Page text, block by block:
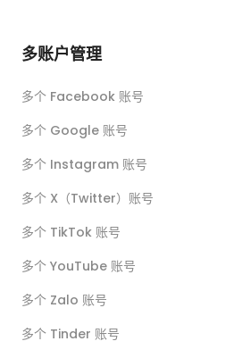
多账户管理
多个 Facebook 账号
多个 Google 账号
多个 Instagram 账号
多个 X（Twitter）账号
多个 TikTok 账号
多个 YouTube 账号
多个 Zalo 账号
多个 Tinder 账号